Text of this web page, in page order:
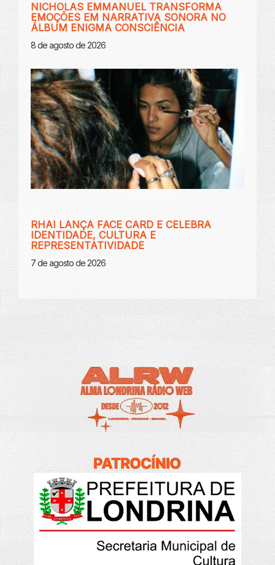
NICHOLAS EMMANUEL TRANSFORMA
EMOÇÕES EM NARRATIVA SONORA NO
ÁLBUM ENIGMA CONSCIÊNCIA
8 de agosto de 2026
RHAI LANÇA FACE CARD E CELEBRA
IDENTIDADE, CULTURA E
REPRESENTATIVIDADE
7 de agosto de 2026